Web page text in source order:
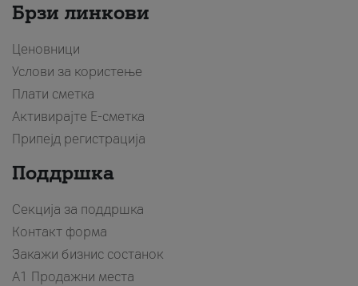
Брзи линкови
Ценовници
Услови за користење
Плати сметка
Активирајте Е-сметка
Припејд регистрација
Поддршка
Секција за поддршка
Контакт форма
Закажи бизнис состанок
A1 Продажни места